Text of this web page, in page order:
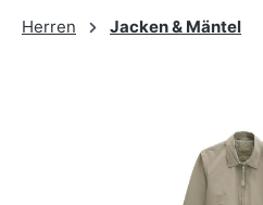
Herren Jacken & Mäntel